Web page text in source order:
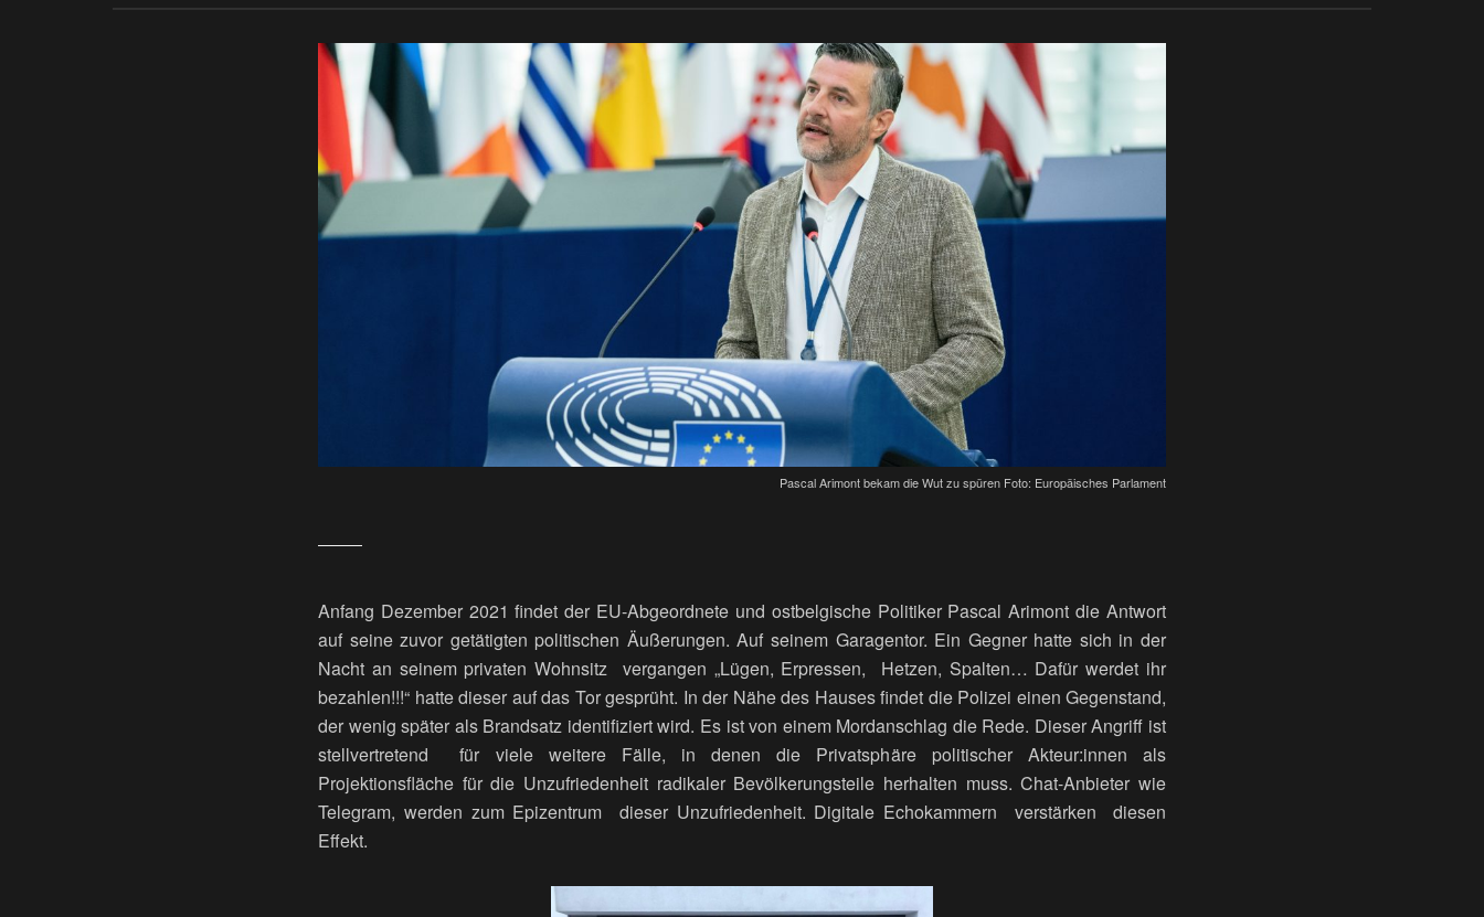
Pascal Arimont bekam die Wut zu spüren Foto: Europäisches Parlament
Anfang Dezember 2021 findet der EU-Abgeordnete und ostbelgische Politiker Pascal Arimont die Antwort
auf seine zuvor getätigten politischen Äußerungen. Auf seinem Garagentor. Ein Gegner hatte sich in der
Nacht an seinem privaten Wohnsitz vergangen „Lügen, Erpressen, Hetzen, Spalten… Dafür werdet ihr
bezahlen!!!“ hatte dieser auf das Tor gesprüht. In der Nähe des Hauses findet die Polizei einen Gegenstand,
der wenig später als Brandsatz identifiziert wird. Es ist von einem Mordanschlag die Rede. Dieser Angriff ist
stellvertretend für viele weitere Fälle, in denen die Privatsphäre politischer Akteur:innen als
Projektionsfläche für die Unzufriedenheit radikaler Bevölkerungsteile herhalten muss. Chat-Anbieter wie
Telegram, werden zum Epizentrum dieser Unzufriedenheit. Digitale Echokammern verstärken diesen
Effekt.